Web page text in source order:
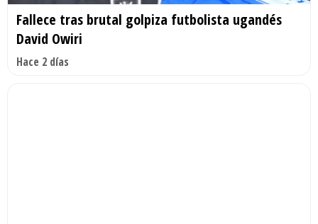
Fallece tras brutal golpiza futbolista ugandés
David Owiri
Hace 2 días